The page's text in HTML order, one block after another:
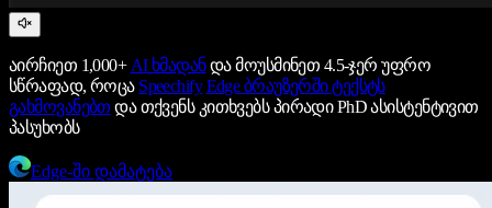
აირჩიეთ 1,000+ AI ხმადანდა მოუსმინეთ 4.5-ჯერ უფრო
სწრაფად, როცა Speechify Edge ბრაუზერში ტექსტს
გახმოვანებთ და თქვენს კითხვებს პირადი PhD ასისტენტივით
პასუხობს
Edge-ში დამატება